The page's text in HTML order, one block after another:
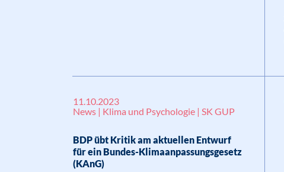
11.10.2023
News | Klima und Psychologie | SK GUP
BDP übt Kritik am aktuellen Entwurf
für ein Bundes-Klimaanpassungsgesetz
(KAnG)